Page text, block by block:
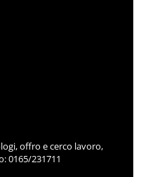
offro e cerco lavoro,
0165/231711